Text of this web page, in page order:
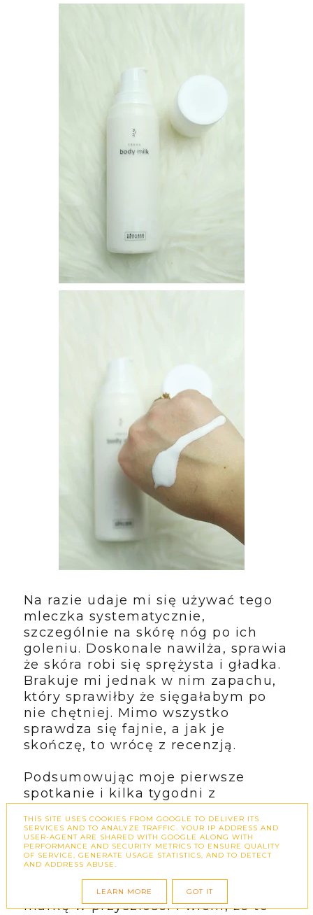
Na razie udaje mi się używać tego
mleczka systematycznie,
szczególnie na skórę nóg po ich
goleniu. Doskonale nawilża, sprawia
że skóra robi się sprężysta i gładka.
Brakuje mi jednak w nim zapachu,
który sprawiłby że sięgałabym po
nie chętniej. Mimo wszystko
sprawdza się fajnie, a jak je
skończę, to wrócę z recenzją.
Podsumowując moje pierwsze
spotkanie i kilka tygodni z
wielkim wrażeniem. Kosmetyki
fajnie się sprawdzają, mają dobre
składy, i przepiękne - dbające o
to sprawia, że chętniej sięgnę po tę
markę w przyszłości i wiem, że to
THIS SITE USES COOKIES FROM GOOGLE TO DELIVER ITS
SERVICES AND TO ANALYZE TRAFFIC. YOUR IP ADDRESS AND
USER-AGENT ARE SHARED WITH GOOGLE ALONG WITH
PERFORMANCE AND SECURITY METRICS TO ENSURE QUALITY
OF SERVICE, GENERATE USAGE STATISTICS, AND TO DETECT
AND ADDRESS ABUSE.
LEARN MORE GOT IT